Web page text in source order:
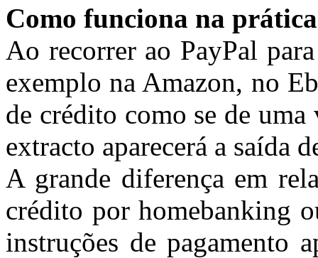
Como funciona na
Ao recorrer ao PayPal
exemplo na Amazon, no
de crédito como se de
extracto aparecerá a saída
A grande diferença em
crédito por homebanking
instruções de pagamento